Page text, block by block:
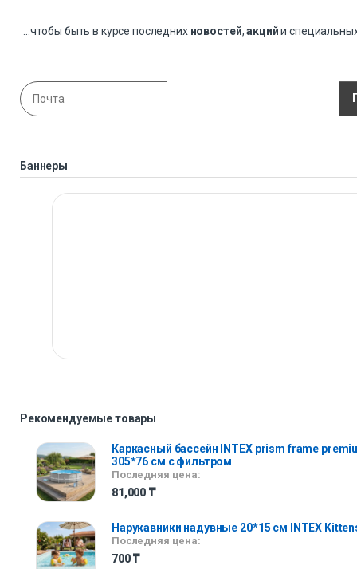
...чтобы быть в курсе последних новостей,акцийи
Баннеры
Рекомендуемые товары
Каркасный бассейн INTEX prism frame
305*76 см с фильтром
Последняя цена:
81,000 ₸
Нарукавники надувные 20*15 см INTEX
Последняя цена:
700₸